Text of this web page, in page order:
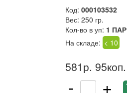
Код: 000103532
Вес: 250 гр.
Кол-во в уп: 1 ПАР
На складе: < 10
581р. 95коп.
- +